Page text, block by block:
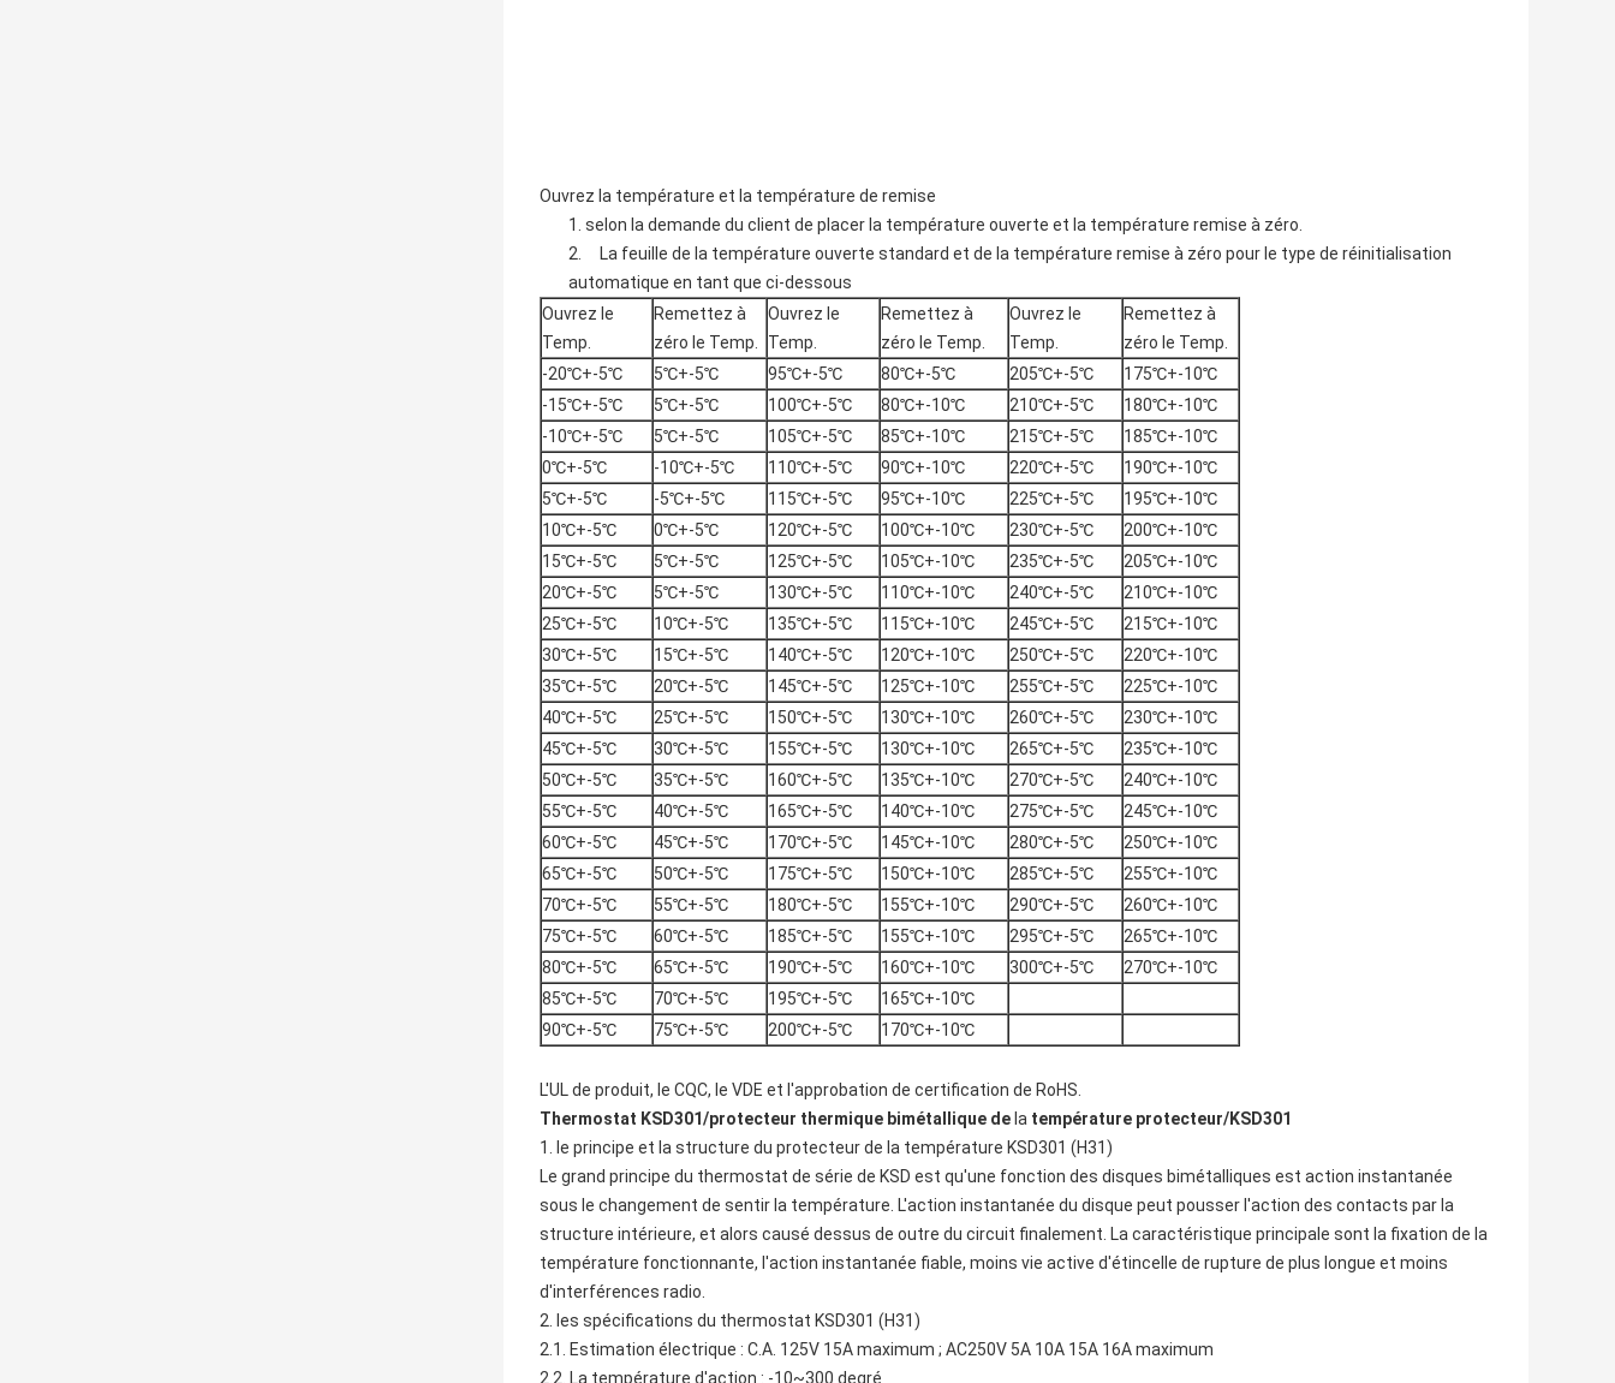
Ouvrez la température et la température de remise
1. selon la demande du client de placer la température ouverte et la température remise à zéro.
2. La feuille de la température ouverte standard et de la température remise à zéro pour le type de réinitialisation
automatique en tant que ci-dessous
Ouvrez le
Temp.
Remettez à
zéro le Temp.
Ouvrez le
Temp.
Remettez à
zéro le Temp.
Ouvrez le
Temp.
Remettez à
zéro le Temp.
-20℃+-5℃
5℃+-5℃ 95℃+-5℃ 80℃+-5℃ 205℃+-5℃
175℃+-10℃
-15℃+-5℃
5℃+-5℃ 100℃+-5℃ 80℃+-10℃ 210℃+-5℃
180℃+-10℃
-10℃+-5℃
5℃+-5℃ 105℃+-5℃ 85℃+-10℃ 215℃+-5℃
185℃+-10℃
0℃+-5℃
-10℃+-5℃ 110℃+-5℃ 90℃+-10℃ 220℃+-5℃
190℃+-10℃
5℃+-5℃
-5℃+-5℃ 115℃+-5℃ 95℃+-10℃ 225℃+-5℃
195℃+-10℃
10℃+-5℃
0℃+-5℃ 120℃+-5℃ 100℃+-10℃ 230℃+-5℃
200℃+-10℃
15℃+-5℃
5℃+-5℃ 125℃+-5℃ 105℃+-10℃ 235℃+-5℃
205℃+-10℃
20℃+-5℃
5℃+-5℃ 130℃+-5℃ 110℃+-10℃ 240℃+-5℃
210℃+-10℃
25℃+-5℃
10℃+-5℃ 135℃+-5℃ 115℃+-10℃ 245℃+-5℃
215℃+-10℃
30℃+-5℃
15℃+-5℃ 140℃+-5℃ 120℃+-10℃ 250℃+-5℃
220℃+-10℃
35℃+-5℃
20℃+-5℃ 145℃+-5℃ 125℃+-10℃ 255℃+-5℃
225℃+-10℃
40℃+-5℃
25℃+-5℃ 150℃+-5℃ 130℃+-10℃ 260℃+-5℃
230℃+-10℃
45℃+-5℃
30℃+-5℃ 155℃+-5℃ 130℃+-10℃ 265℃+-5℃
235℃+-10℃
50℃+-5℃
35℃+-5℃ 160℃+-5℃ 135℃+-10℃ 270℃+-5℃
240℃+-10℃
55℃+-5℃
40℃+-5℃ 165℃+-5℃ 140℃+-10℃ 275℃+-5℃
245℃+-10℃
60℃+-5℃
45℃+-5℃ 170℃+-5℃ 145℃+-10℃ 280℃+-5℃
250℃+-10℃
65℃+-5℃
50℃+-5℃ 175℃+-5℃ 150℃+-10℃ 285℃+-5℃
255℃+-10℃
70℃+-5℃
55℃+-5℃ 180℃+-5℃ 155℃+-10℃ 290℃+-5℃
260℃+-10℃
75℃+-5℃
60℃+-5℃ 185℃+-5℃ 155℃+-10℃ 295℃+-5℃
265℃+-10℃
80℃+-5℃
65℃+-5℃ 190℃+-5℃ 160℃+-10℃ 300℃+-5℃
270℃+-10℃
85℃+-5℃
70℃+-5℃ 195℃+-5℃
165℃+-10℃
90℃+-5℃
75℃+-5℃ 200℃+-5℃ 170℃+-10℃
L'UL de produit, le CQC, le VDE et l'approbation de certification de RoHS.
Thermostat KSD301/protecteur thermique bimétallique dela température protecteur/KSD301
1. le principe et la structure du protecteur de la température KSD301 (H31)
Le grand principe du thermostat de série de KSD est qu'une fonction des disques bimétalliques est action instantanée
sous le changement de sentir la température. L'action instantanée du disque peut pousser l'action des contacts par la
structure intérieure, et alors causé dessus de outre du circuit finalement. La caractéristique principale sont la fixation de la
température fonctionnante, l'action instantanée fiable, moins vie active d'étincelle de rupture de plus longue et moins
d'interférences radio.
2. les spécifications du thermostat KSD301 (H31)
2.1. Estimation électrique : C.A. 125V 15A maximum ; AC250V 5A 10A 15A 16A maximum
2.2. La température d'action : -10~300 degré